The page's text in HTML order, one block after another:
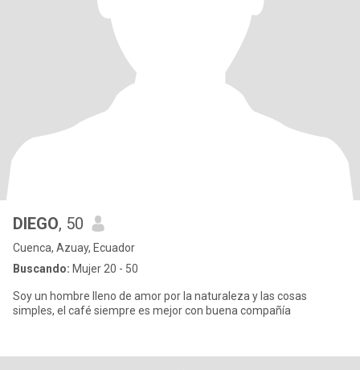
DIEGO, 50
Cuenca, Azuay, Ecuador
Buscando: Mujer 20 - 50
Soy un hombre lleno de amor por la naturaleza y las cosas
simples, el café siempre es mejor con buena compañía